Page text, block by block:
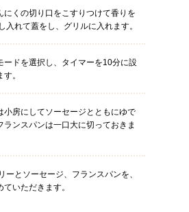
にくの切り口をこすりつけて香りを
入れて蓋をし、グリルに入れます。
ードを選択し、タイマーを10分に設
。
小房にしてソーセージとともにゆで
ランスパンは一口大に切っておきま
ーとソーセージ、フランスパンを、
いただきます。